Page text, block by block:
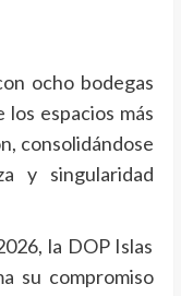
ocho bodegas
espacios más
consolidándose
y singularidad
la DOP Islas
su compromiso